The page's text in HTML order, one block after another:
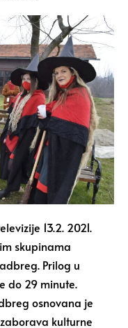
13.2. 2021.
skupinama
Prilog u
do 29 minute.
osnovana je
kulturne